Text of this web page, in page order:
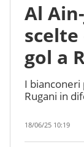
Al
gol a
I bianconeri
Rugani in
18/06/25 10:19